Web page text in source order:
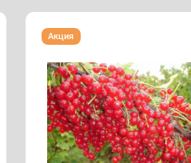
Смородина
"ПЕРВЕНЕЦ"
Акция